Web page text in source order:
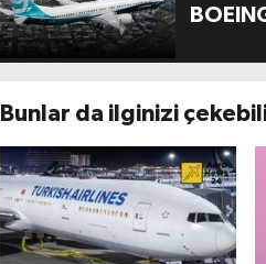
Bunlar da ilginizi